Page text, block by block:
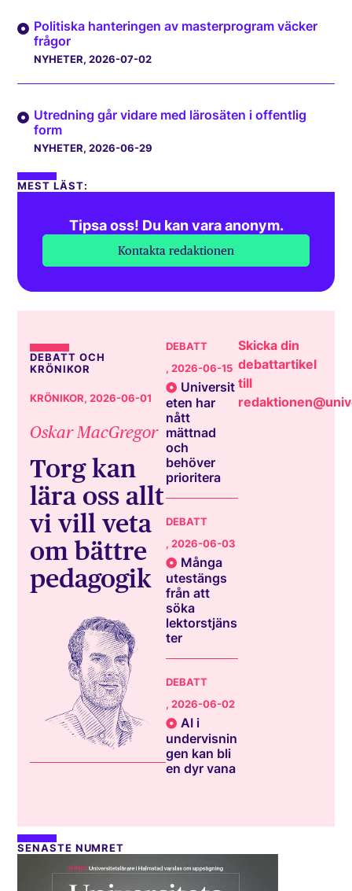
Politiska hanteringen av masterprogram väcker
frågor
NYHETER, 2026-07-02
Utredning går vidare med lärosäten i offentlig
form
NYHETER, 2026-06-29
MEST LÄST:
Tipsa oss! Du kan vara anonym.
Kontakta redaktionen
DEBATT OCH
KRÖNIKOR
KRÖNIKOR, 2026-06-01
Oskar MacGregor
Torg kan
lära oss allt
vi vill veta
om bättre
pedagogik
DEBATT
, 2026-06-15
Universit
eten har
nått
mättnad
och
behöver
prioritera
DEBATT
, 2026-06-03
Många
utestängs
från att
söka
lektorstjäns
ter
DEBATT
, 2026-06-02
AI i
undervisnin
gen kan bli
en dyr vana
Skicka din
debattartikel
till
SENASTE NUMRET